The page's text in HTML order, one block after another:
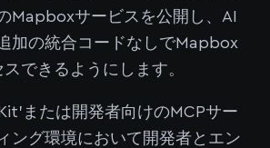
Mapboxサービスを公開し、AI
加の統合コードなしでMapbox
できるようにします。
または開発者向けのMCPサー
ング環境において開発者とエン